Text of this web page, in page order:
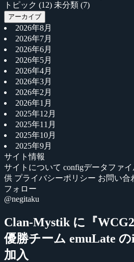
トピック (12) 未分類 (7)
アーカイブ
2026年8月
2026年7月
2026年6月
2026年5月
2026年4月
2026年3月
2026年2月
2026年1月
2025年12月
2025年11月
2025年10月
2025年9月
サイト情報
サイトについて configデータファ
供 プライバシーポリシー お問い合
フォロー
@negitaku
Clan-Mystik に『
優勝チーム emuLate
加入